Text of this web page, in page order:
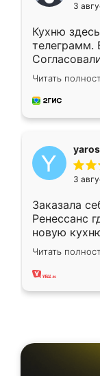
3
Кухню
телеграмм.
недели
довольны
мебель за
Читать
3
Заказала
Ренессанс
новую
вполне
два года,
Читать